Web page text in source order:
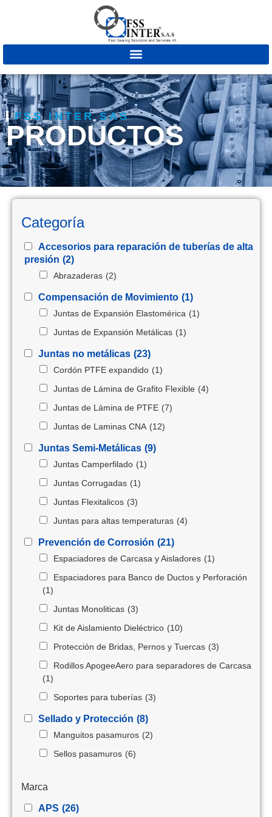
FSS INTER SAS
PRODUCTOS
Categoría
Accesorios para reparación de tuberías de alta
presión (2)
Abrazaderas (2)
Compensación de Movimiento (1)
Juntas de Expansión Elastomérica (1)
Juntas de Expansión Metálicas (1)
Juntas no metálicas (23)
Cordón PTFE expandido (1)
Juntas de Lámina de Grafito Flexible (4)
Juntas de Lámina de PTFE (7)
Juntas de Laminas CNA (12)
Juntas Semi-Metálicas (9)
Juntas Camperfilado (1)
Juntas Corrugadas (1)
Juntas Flexitalicos (3)
Juntas para altas temperaturas (4)
Prevención de Corrosión (21)
Espaciadores de Carcasa y Aisladores (1)
Espaciadores para Banco de Ductos y Perforación
(1)
Juntas Monoliticas (3)
Kit de Aislamiento Dieléctrico (10)
Protección de Bridas, Pernos y Tuercas (3)
Rodillos ApogeeAero para separadores de Carcasa
(1)
Soportes para tuberías (3)
Sellado y Protección (8)
Manguitos pasamuros (2)
Sellos pasamuros (6)
Marca
APS (26)